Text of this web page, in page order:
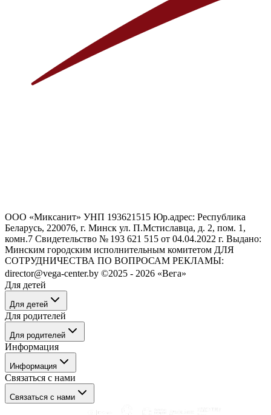
ООО «Миксанит» УНП 193621515 Юр.адрес: Республика
Беларусь, 220076, г. Минск ул. П.Мстиславца, д. 2, пом. 1,
комн.7 Свидетельство № 193 621 515 от 04.04.2022 г. Выдано:
Минским городским исполнительным комитетом ДЛЯ
СОТРУДНИЧЕСТВА ПО ВОПРОСАМ РЕКЛАМЫ:
director@vega-center.by ©2025 - 2026 «Вега»
Для детей
Для детей
Танцы
Рисование
Музыка
Психология
Здоровье
Для родителей
Для родителей
Танцы
Здоровье
Музыка
Психология
Рисование
Информация
Информация
О нас
Блог
Связаться с нами
Связаться с нами